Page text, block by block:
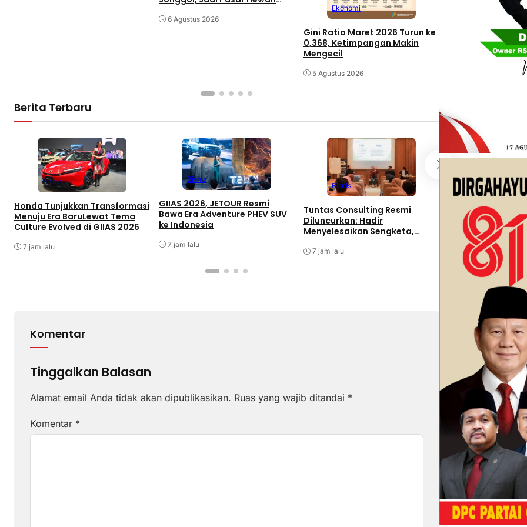
6 Agustus 2026
Ekonomi
Gini Ratio Maret 2026 Turun ke
0,368, Ketimpangan Makin
Mengecil
5 Agustus 2026
Berita Terbaru
Bisnis
Honda Tunjukkan Transformasi
Menuju Era BaruLewat Tema
Culture Evolved di GIIAS 2026
7 jam lalu
Bisnis
GIIAS 2026, JETOUR Resmi
Bawa Era Adventure PHEV SUV
ke Indonesia
7 jam lalu
Bisnis
Tuntas Consulting Resmi
Diluncurkan: Hadir
Menyelesaikan Sengketa,
Bisnis Naik Kelas
7 jam lalu
Nasional
Gus Wahid dan
Yayasan Masjid
Nusantara
Group, Sepakati
Pengembangan
Syariah
10 jam lalu
Komentar
Tinggalkan Balasan
Alamat email Anda tidak akan dipublikasikan. Ruas yang wajib ditandai *
Komentar *